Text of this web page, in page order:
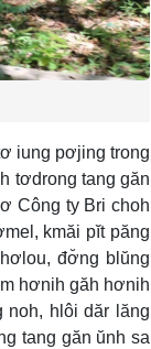
iung pơjing trong
tơdrong tang găn
Công ty Bri choh
kmăi pĭt păng
đơ̆ng blŭng
hơnih găh hơnih
noh, hlôi dăr lăng
tang găn ŭnh sa